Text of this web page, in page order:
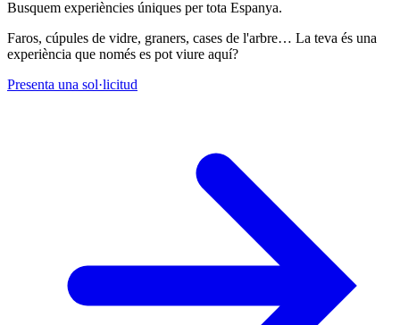
Busquem experiències úniques per tota Espanya.
Faros, cúpules de vidre, graners, cases de l'arbre… La teva és una
experiència que només es pot viure aquí?
Presenta una sol·licitud